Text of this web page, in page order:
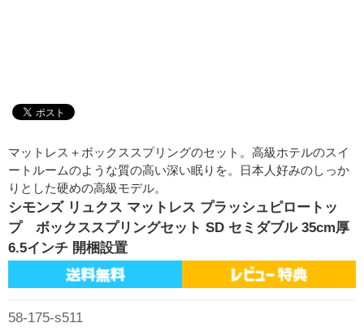
マットレス＋ボックススプリングのセット。高級ホテルのスイ
ートルームのような質の高い深い眠りを。日本人好みのしっか
りとした硬めの高級モデル。
シモンズ リュクス マットレス プラッシュピロートッ
プ ボックススプリングセット SD セミダブル 35cm厚
6.5インチ 開梱設置
58-175-s511